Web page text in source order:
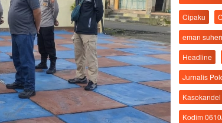
Cipaku
eman
Headline
Jurnalis
Kasokandel
Kodim